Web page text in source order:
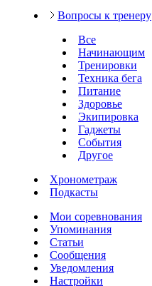
Вопросы к тренеру
Все
Начинающим
Тренировки
Техника бега
Питание
Здоровье
Экипировка
Гаджеты
События
Другое
Хронометраж
Подкасты
Мои соревнования
Упоминания
Статьи
Сообщения
Уведомления
Настройки